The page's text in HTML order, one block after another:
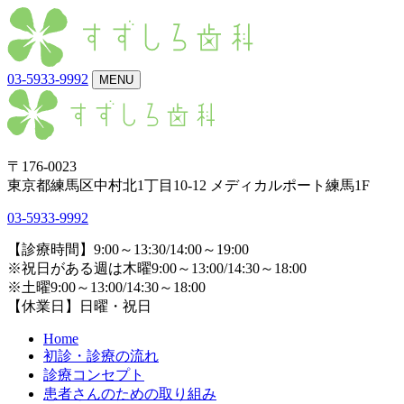
03-5933-9992 MENU
〒176-0023
東京都練馬区中村北1丁目10-12 メディカルポート練馬1F
03-5933-9992
【診療時間】9:00～13:30/14:00～19:00
※祝日がある週は木曜9:00～13:00/14:30～18:00
※土曜9:00～13:00/14:30～18:00
【休業日】日曜・祝日
Home
初診・診療の流れ
診療コンセプト
患者さんのための取り組み